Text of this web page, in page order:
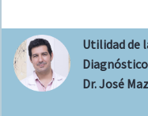
Utilidad de
Dr. José